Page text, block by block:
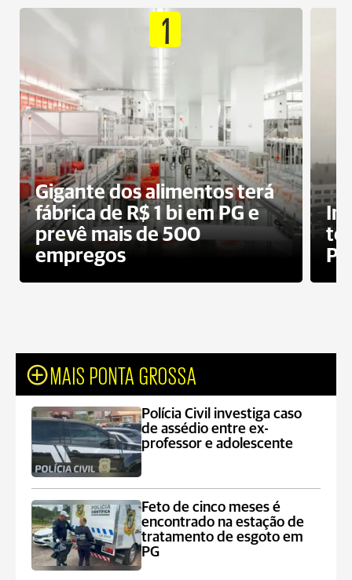
1
Gigante dos alimentos terá
fábrica de R$ 1 bi em PG e
prevê mais de 500
empregos
MAIS PONTA GROSSA
Polícia Civil investiga caso
de assédio entre ex-
professor e adolescente
Feto de cinco meses é
encontrado na estação de
tratamento de esgoto em
PG